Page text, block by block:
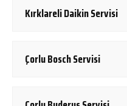
Kırklareli Daikin Servisi
Çorlu Bosch Servisi